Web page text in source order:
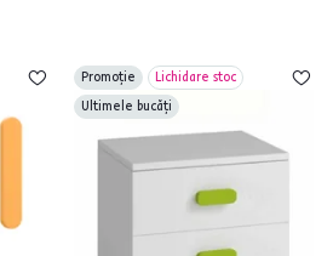
Promoție
Lichidare stoc
Ultimele bucăți